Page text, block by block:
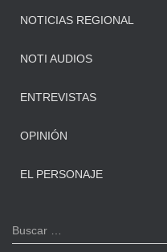
NOTICIAS REGIONAL
NOTI AUDIOS
ENTREVISTAS
OPINIÓN
EL PERSONAJE
B
u
Buscar …